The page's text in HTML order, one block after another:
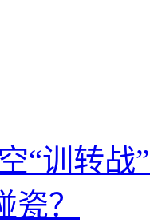
“训转
？